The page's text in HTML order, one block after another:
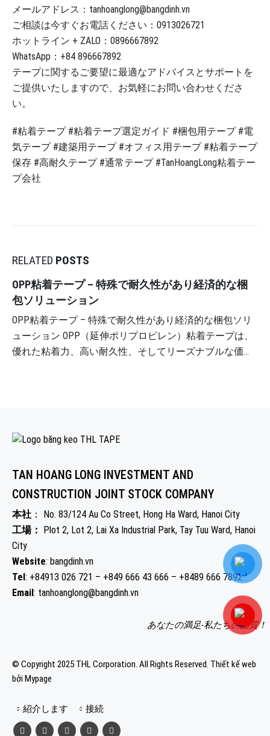
メールアドレス：tanhoanglong@bangdinh.vn
ご相談は今すぐお電話ください：0913026721
ホットライン + ZALO：0896667892
WhatsApp：+84 896667892
テープに関するご要望に最適なアドバイスとサポートを
ご提供いたしますので、お気軽にお問い合わせくださ
い。
#粘着テープ #粘着テープ選定ガイド #梱包用テープ #電
気テープ #建築用テープ #オフィス用テープ #粘着テープ
保存 #高耐久テープ #通常テープ #TanHoangLong粘着テー
プ会社
RELATED POSTS
OPP粘着テープ – 特殊で耐久性があり経済的な梱
包ソリューション
OPP粘着テープ – 特殊で耐久性があり経済的な梱包ソリ
ューション OPP（延伸ポリプロピレン）粘着テープは、
優れた粘着力、高い耐久性、そしてリーズナブルな価格
Tan Hoang Long は、包装業界の厳しい基準を満たす、最
新の技術で製造された高品質の OPP 粘着テープを提供し
粘着力を持つアクリル系粘着剤を使用し、段ボール、
紙、プラスチックなどの表面にしっかりと固定します。
長期輸送や長期保管でも剥がれることはありません。 ✅
透明で丈夫、破れにくいフィルム OPP フィルムは靭性が
高く、破れに効果的に抵抗すると同時に透明性を維持
し、パッケージ内の内容物を容易に観察できます。 ✅優
れた耐荷重性で、様々な条件下でも安定しています。 重
量物、輸出品、長距離輸送の梱包にも適しており、粘着
層の剥がれを心配する必要がありません。 ✅多様な仕様
と厚さ 。小規模な個人ユーザーから大規模な製造企業ま
で、あらゆるニーズに合わせて、さまざまな幅とフィル
実用例 OPP粘着テープは、多くの生産活動やビジネス活
動に欠かせない材料です。 倉庫や工場でのカートンの密
取引ストア、スーパーマーケット、オンラインショップ
でよく使用されます 引っ越しや荷物の保管など、個人的
TAN HOANG LONG INVESTMENT AND
CONSTRUCTION JOINT STOCK COMPANY
本社 ： No. 83/124 Au Co Street, Hong Ha Ward, Hanoi City
工場： Plot 2, Lot 2, Lai Xa Industrial Park, Tay Tuu Ward, Hanoi
City
Website: bangdinh.vn
Tel: +84913 026 721 – +849 666 43 666 – +8489 666 7892
Email: tanhoanglong@bangdinh.vn
あなたの満足-私たちの品質！
© Copyright 2025 THL Corporation. All Rights Reserved. Thiết kế web
bởi Mypage
紹介します 接続